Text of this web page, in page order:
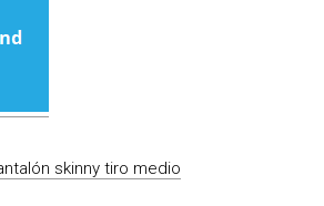
skinny tiro medio